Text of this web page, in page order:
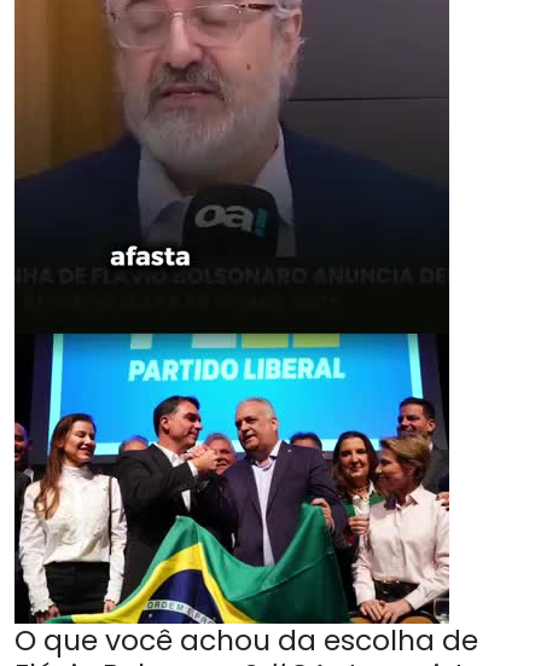
O que você achou da escolha de